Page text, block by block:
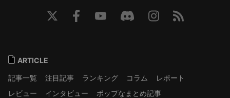
ARTICLE
記事一覧
注目記事 ランキング コラム
レポート
レビュー
インタビュー ポップなまとめ記事